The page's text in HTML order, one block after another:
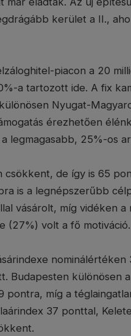
kerület a II.,
piacon a 20
a tartozott ide. A fix
Nyugat-
érezhetően
legmagasabb, 25%-os
csökkent, de így is 65
is a legnépszerűbb
vásárolt, míg vidéken
(27%) volt a fő motiváció.
Budapesten különösen
pontra, míg a
37 ponttal,